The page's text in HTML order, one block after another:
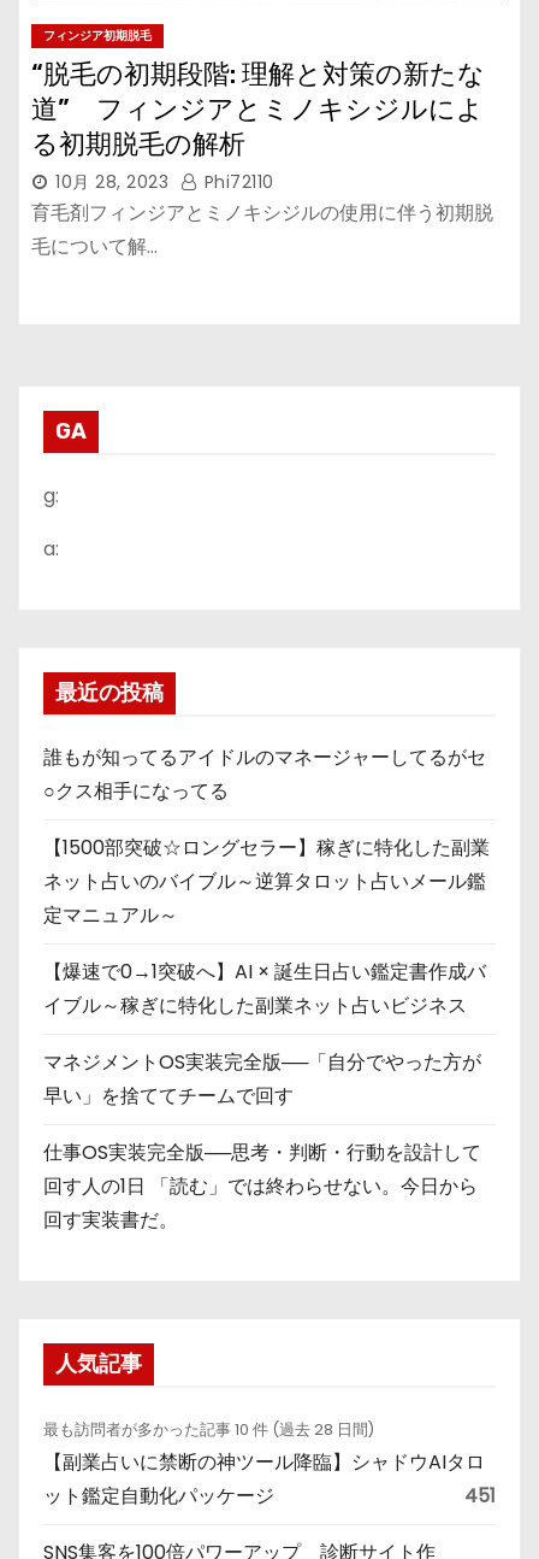
フィンジア初期脱毛
“脱毛の初期段階: 理解と対策の新たな
道” フィンジアとミノキシジルによ
る初期脱毛の解析
10月 28, 2023 Phi72110
育毛剤フィンジアとミノキシジルの使用に伴う初期脱
毛について解…
GA
g:
a:
最近の投稿
誰もが知ってるアイドルのマネージャーしてるがセ
○クス相手になってる
【1500部突破☆ロングセラー】稼ぎに特化した副業
ネット占いのバイブル～逆算タロット占いメール鑑
定マニュアル～
【爆速で0→1突破へ】AI × 誕生日占い鑑定書作成バ
イブル～稼ぎに特化した副業ネット占いビジネス
マネジメントOS実装完全版──「自分でやった方が
早い」を捨ててチームで回す
仕事OS実装完全版──思考・判断・行動を設計して
回す人の1日 「読む」では終わらせない。今日から
回す実装書だ。
人気記事
最も訪問者が多かった記事 10 件 (過去 28 日間)
【副業占いに禁断の神ツール降臨】シャドウAIタロ
ット鑑定自動化パッケージ
451
SNS集客を100倍パワーアップ 診断サイト作